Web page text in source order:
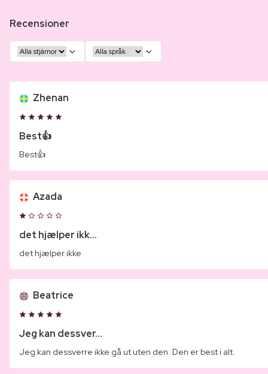
Recensioner
Zhenan
Best👍
Best👍
Azada
det hjælper ikk...
det hjælper ikke
Beatrice
Jeg kan dessver...
Jeg kan dessverre ikke gå ut uten den. Den er best i alt.